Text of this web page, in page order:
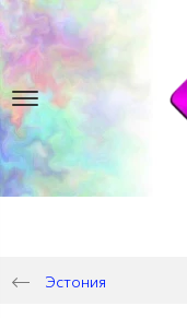
Эстония